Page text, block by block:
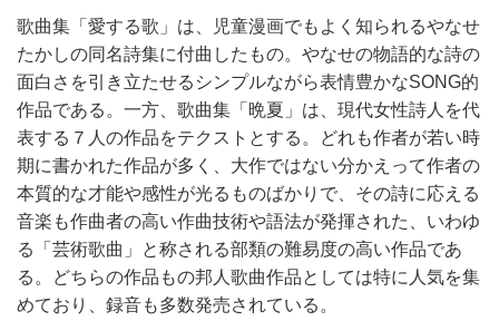
歌曲集「愛する歌」は、児童漫画でもよく知られるやなせ
たかしの同名詩集に付曲したもの。やなせの物語的な詩の
面白さを引き立たせるシンプルながら表情豊かなSONG的
作品である。一方、歌曲集「晩夏」は、現代女性詩人を代
表する７人の作品をテクストとする。どれも作者が若い時
期に書かれた作品が多く、大作ではない分かえって作者の
本質的な才能や感性が光るものばかりで、その詩に応える
音楽も作曲者の高い作曲技術や語法が発揮された、いわゆ
る「芸術歌曲」と称される部類の難易度の高い作品であ
る。どちらの作品もの邦人歌曲作品としては特に人気を集
めており、録音も多数発売されている。